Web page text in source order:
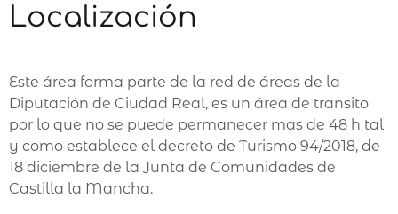
Localización
Este área forma parte de la red de áreas de la
Diputación de Ciudad Real, es un área de transito
por lo que no se puede permanecer mas de 48 h tal
y como establece el decreto de Turismo 94/2018, de
18 diciembre de la Junta de Comunidades de
Castilla la Mancha.